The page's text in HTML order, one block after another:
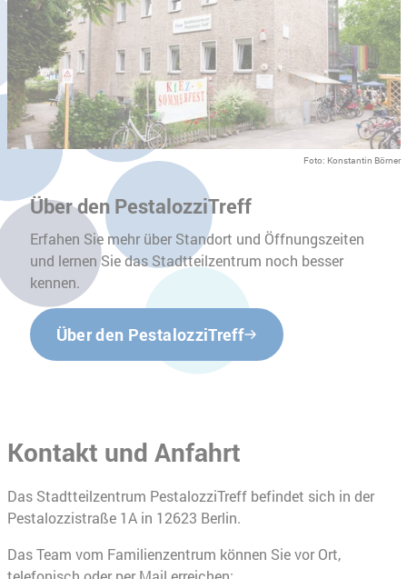
Foto: Konstantin Börner
Über den PestalozziTreff
Erfahen Sie mehr über Standort und Öffnungszeiten
und lernen Sie das Stadtteilzentrum noch besser
kennen.
Über den PestalozziTreff
Kontakt und Anfahrt
Das Stadtteilzentrum PestalozziTreff befindet sich in der
Pestalozzistraße 1A in 12623 Berlin.
Das Team vom Familienzentrum können Sie vor Ort,